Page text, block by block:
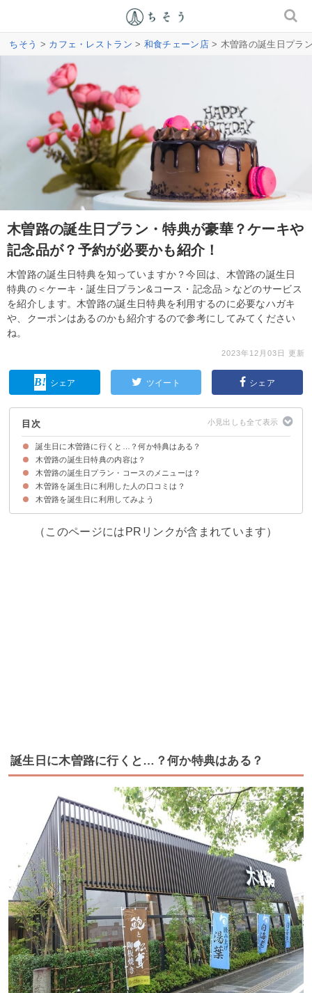
ちそう > カフェ・レストラン > 和食チェーン店> 木曽路の誕生日プラ
木曽路の誕生日プラン・特典が豪華？ケーキや
記念品が？予約が必要かも紹介！
木曽路の誕生日特典を知っていますか？今回は、木曽路の誕生日
特典の＜ケーキ・誕生日プラン&コース・記念品＞などのサービス
を紹介します。木曽路の誕生日特典を利用するのに必要なハガキ
や、クーポンはあるのかも紹介するので参考にしてみてください
ね。
2023年12月03日 更新
シェア ツイート シェア
目次
誕生日に木曽路に行くと…？何か特典はある？
木曽路には誕生日特典と誕生日プラン・コースが存在する
木曽路の誕生日特典の内容は？
木曽路の誕生日特典を受けるにはハガキが必要
誕生日特典①しゃぶしゃぶ追加肉&200ポイント
誕生日特典②記念品
誕生日特典③写真撮影
木曽路の誕生日プラン・コースのメニューは？
木曽路の誕生日プラン・コースの利用には予約が必須
木曽路の誕生日プラン・コースの種類と値段
木曽路の誕生日プラン・コースのメニューの内容
木曽路を誕生日に利用した人の口コミは？
木曽路を誕生日に利用してみよう
（このページにはPRリンクが含まれています）
誕生日に木曽路に行くと…？何か特典はある？